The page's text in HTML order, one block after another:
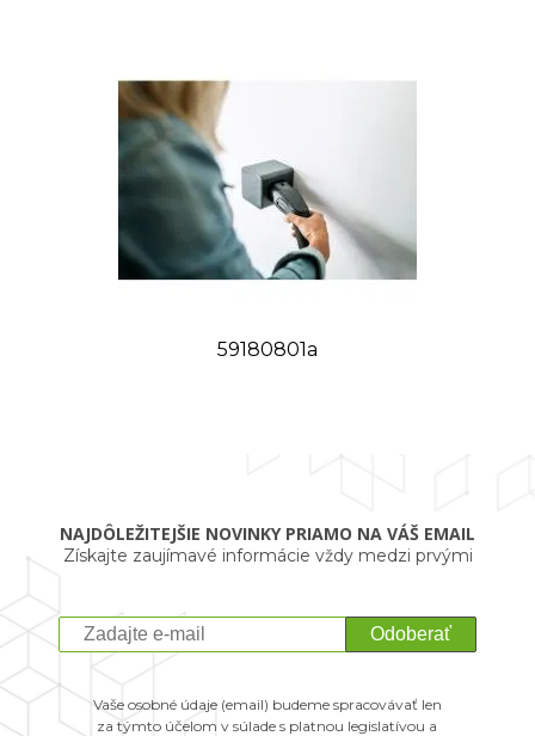
59180801a
NAJDÔLEŽITEJŠIE NOVINKY PRIAMO NA VÁŠ EMAIL
Získajte zaujímavé informácie vždy medzi prvými
Odoberať
Vaše osobné údaje (email) budeme spracovávať len
za týmto účelom v súlade s platnou legislatívou a